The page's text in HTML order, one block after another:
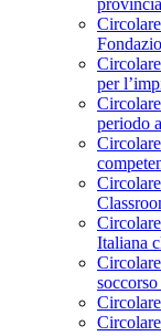
per
periodo
Italiana